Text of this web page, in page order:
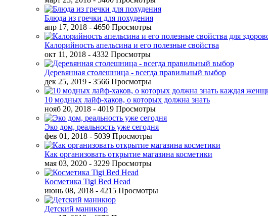
Блюда из гречки для похудения
апр 17, 2018 - 4650 Просмотры
Калорийность апельсина и его полезные свойства
окт 11, 2018 - 4332 Просмотры
Деревянная столешница - всегда правильный выбор
дек 25, 2019 - 3566 Просмотры
10 модных лайф-хаков, о которых должна знать
нояб 20, 2018 - 4019 Просмотры
Эко дом, реальность уже сегодня
фев 01, 2018 - 5039 Просмотры
Как организовать открытие магазина косметики
мая 03, 2020 - 3229 Просмотры
Косметика Tigi Bed Head
июнь 08, 2018 - 4215 Просмотры
Детский маникюр